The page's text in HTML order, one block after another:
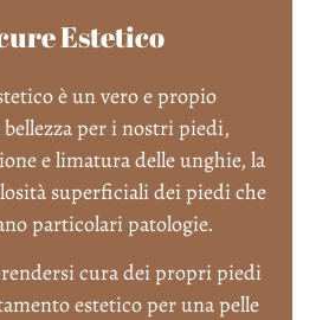
Estetico
è un vero e propio
per i nostri piedi,
e limatura delle unghie, la
superficiali dei piedi che
particolari patologie.
cura dei propri piedi
estetico per una pelle